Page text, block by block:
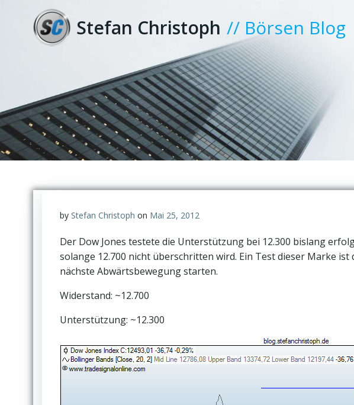
springen
Stefan Christoph // Börsen Blog
by Stefan Christoph on Mai 25, 2012
Der Dow Jones testete die Unterstützung bei 12.300 bislang
solange 12.700 nicht überschritten wird. Ein Test dieser Marke
nächste Abwärtsbewegung starten.
Widerstand: ~12.700
Unterstützung: ~12.300